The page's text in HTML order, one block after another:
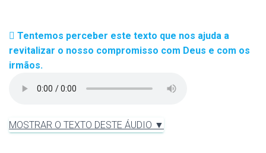
Tentemos perceber este texto que nos ajuda a
revitalizar o nosso compromisso com Deus e com os
irmãos.
MOSTRAR O TEXTO DESTE ÁUDIO ▼